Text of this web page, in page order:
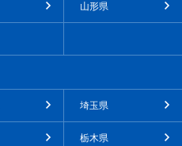
山形県
埼玉県
栃木県